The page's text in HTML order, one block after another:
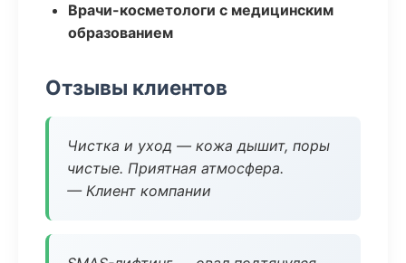
Врачи-косметологи с медицинским
образованием
Отзывы клиентов
Чистка и уход — кожа дышит, поры
чистые. Приятная атмосфера.
— Клиент компании